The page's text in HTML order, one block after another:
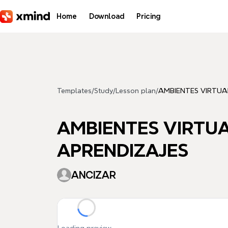
Home Download Pricing
Templates/Study/ Lesson plan/AMBIENTES
AMBIENTES
APRENDIZAJES
ANCIZAR